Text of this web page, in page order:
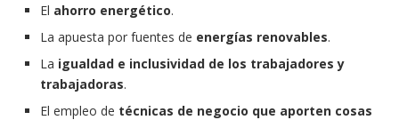
El ahorro energético.
La apuesta por fuentes de energías renovables.
La igualdad e inclusividad de los trabajadores y
trabajadoras.
El empleo de técnicas de negocio que aporten cosas